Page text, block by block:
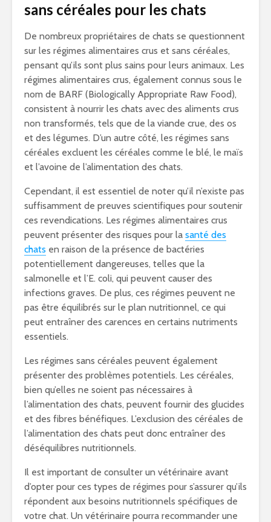
sans céréales pour les chats
De nombreux propriétaires de chats se questionnent
sur les régimes alimentaires crus et sans céréales,
pensant qu’ils sont plus sains pour leurs animaux. Les
régimes alimentaires crus, également connus sous le
nom de BARF (Biologically Appropriate Raw Food),
consistent à nourrir les chats avec des aliments crus
non transformés, tels que de la viande crue, des os
et des légumes. D’un autre côté, les régimes sans
céréales excluent les céréales comme le blé, le maïs
et l’avoine de l’alimentation des chats.
Cependant, il est essentiel de noter qu’il n’existe pas
suffisamment de preuves scientifiques pour soutenir
ces revendications. Les régimes alimentaires crus
peuvent présenter des risques pour la santé des
chats en raison de la présence de bactéries
potentiellement dangereuses, telles que la
salmonelle et l’E. coli, qui peuvent causer des
infections graves. De plus, ces régimes peuvent ne
pas être équilibrés sur le plan nutritionnel, ce qui
peut entraîner des carences en certains nutriments
essentiels.
Les régimes sans céréales peuvent également
présenter des problèmes potentiels. Les céréales,
bien qu’elles ne soient pas nécessaires à
l’alimentation des chats, peuvent fournir des glucides
et des fibres bénéfiques. L’exclusion des céréales de
l’alimentation des chats peut donc entraîner des
déséquilibres nutritionnels.
Il est important de consulter un vétérinaire avant
d’opter pour ces types de régimes pour s’assurer qu’ils
répondent aux besoins nutritionnels spécifiques de
votre chat. Un vétérinaire pourra recommander une